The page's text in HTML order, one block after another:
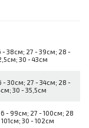
- 38см; 27 - 39см; 28 -
30 - 43см
- 30см; 27 - 34см; 28 -
30 - 35,5см
- 99см; 27 - 100см; 28
30 - 102см